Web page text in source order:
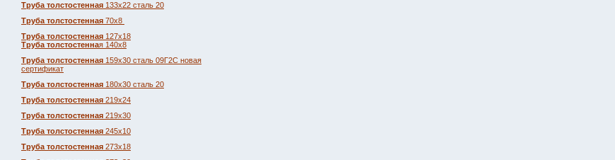
Труба толстостенная 133х22 сталь 20
Труба толстостенная 70х8
Труба толстостенная 127х18
Труба толстостенная 140х8
Труба толстостенная 159х30 сталь 09Г2С новая
сертификат
Труба толстостенная 180х30 сталь 20
Труба толстостенная 219х24
Труба толстостенная 219х30
Труба толстостенная 245х10
Труба толстостенная 273х18